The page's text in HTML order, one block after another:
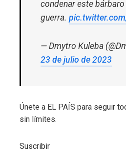
condenar este
guerra.
— Dmytro Kuleba
23 de julio de 2023
Únete a EL PAÍS para seguir
sin límites.
Suscribir